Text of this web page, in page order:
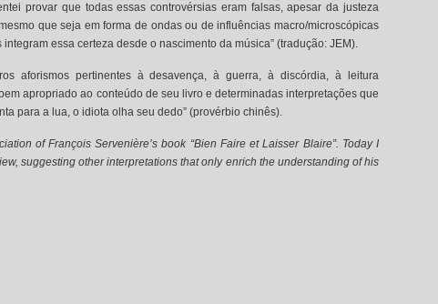
provar que todas essas controvérsias eram falsas, apesar da justeza
que seja em forma de ondas ou de influências macro/microscópicas
essa certeza desde o nascimento da música” (tradução: JEM).
aforismos pertinentes à desavença, à guerra, à discórdia, à leitura
apropriado ao conteúdo de seu livro e determinadas interpretações que
para a lua, o idiota olha seu dedo” (provérbio chinês).
of François Servenière’s book “Bien Faire et Laisser Blaire”. Today I
suggesting other interpretations that only enrich the understanding of his